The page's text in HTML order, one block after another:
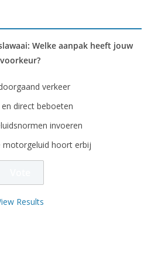
Welke aanpak heeft jouw
voorkeur?
verkeer
direct beboeten
invoeren
motorgeluid hoort erbij
Results